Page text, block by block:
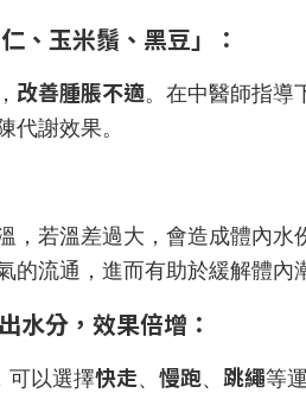
、玉米鬚、黑豆」：
改善腫脹不適。在中醫師指導
代謝效果。
，若溫差過大，會造成體內
的流通，進而有助於緩解體內
水分，效果倍增：
可以選擇快走、 慢跑、 跳繩等